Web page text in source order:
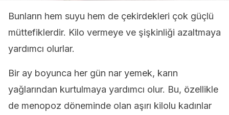
Bunların hem suyu hem de çekirdekleri çok güçlü
müttefiklerdir. Kilo vermeye ve şişkinliği azaltmaya
yardımcı olurlar.
Bir ay boyunca her gün nar yemek, karın
yağlarından kurtulmaya yardımcı olur. Bu, özellikle
de menopoz döneminde olan aşırı kilolu kadınlar